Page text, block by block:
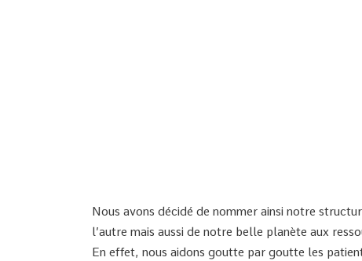
Nous avons décidé de nommer ainsi notre
l’autre mais aussi de notre belle planète aux
En effet, nous aidons goutte par goutte les